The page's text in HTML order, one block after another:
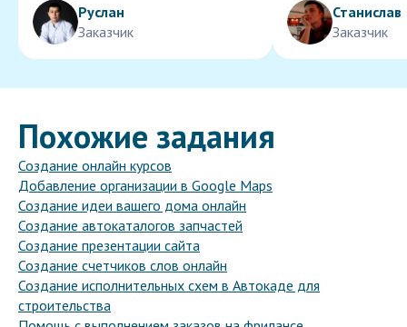
Руслан
Заказчик
Станислав
Заказчик
Похожие задания
Создание онлайн курсов
Добавление организации в Google Maps
Создание идеи вашего дома онлайн
Создание автокаталогов запчастей
Создание презентации сайта
Создание счетчиков слов онлайн
Создание исполнительных схем в Автокаде для
строительства